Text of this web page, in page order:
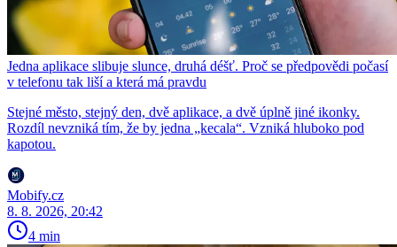
Jedna aplikace slibuje slunce, druhá déšť. Proč se předpovědi počasí
v telefonu tak liší a která má pravdu
Stejné město, stejný den, dvě aplikace, a dvě úplně jiné ikonky.
Rozdíl nevzniká tím, že by jedna „kecala“. Vzniká hluboko pod
kapotou.
Mobify.cz
8. 8. 2026, 20:42
4 min